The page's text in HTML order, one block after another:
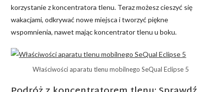
korzystanie z koncentratora tlenu. Teraz możesz cieszyć się
wakacjami, odkrywać nowe miejsca i tworzyć piękne
wspomnienia, nawet mając koncentrator tlenu u boku.
Właściwości aparatu tlenu mobilnego SeQual Eclipse 5